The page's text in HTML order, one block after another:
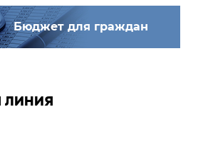
Бюджет для граждан
ЛИНИЯ